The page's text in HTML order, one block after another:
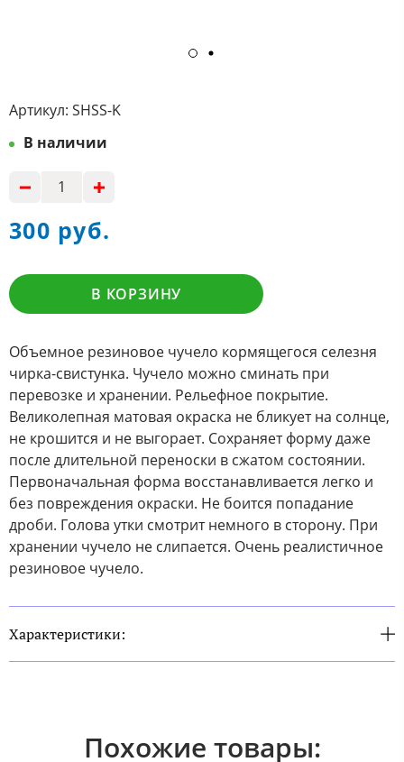
Артикул: SHSS-K
В наличии
300 руб.
В КОРЗИНУ
Объемное резиновое чучело кормящегося селезня
чирка-свистунка. Чучело можно сминать при
перевозке и хранении. Рельефное покрытие.
Великолепная матовая окраска не бликует на солнце,
не крошится и не выгорает. Сохраняет форму даже
после длительной переноски в сжатом состоянии.
Первоначальная форма восстанавливается легко и
без повреждения окраски. Не боится попадание
дроби. Голова утки смотрит немного в сторону. При
хранении чучело не слипается. Очень реалистичное
резиновое чучело.
Характеристики:
Похожие товары: